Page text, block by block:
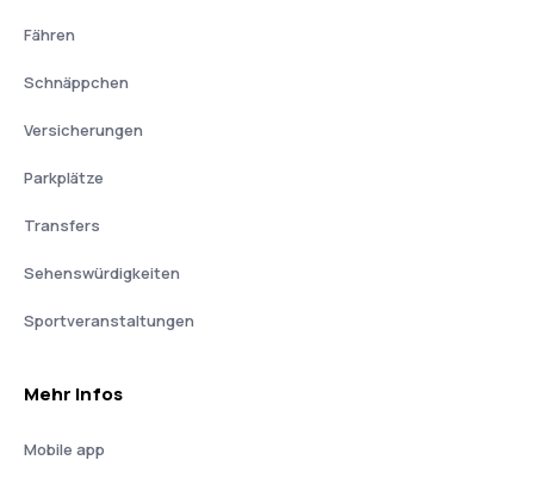
Fähren
Schnäppchen
Versicherungen
Parkplätze
Transfers
Sehenswürdigkeiten
Sportveranstaltungen
Mehr Infos
Mobile app